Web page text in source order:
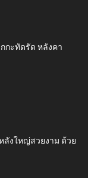
กะทัดรัด หลังคา
ลังใหญ่สวยงาม ด้วย